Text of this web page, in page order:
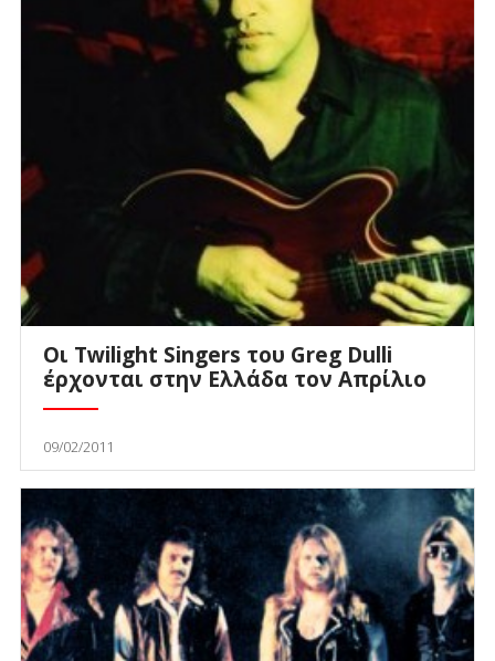
Οι Twilight Singers του Greg Dulli
έρχονται στην Ελλάδα τον Απρίλιο
09/02/2011